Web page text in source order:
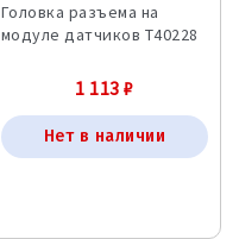
Головка разъема на
модуле датчиков T40228
1 113₽
Нет в наличии